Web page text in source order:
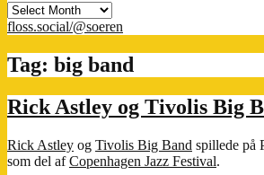
Archives
floss.social/@soeren
Tag: big band
Rick Astley og Tivolis Big
Rick Astley og Tivolis Big Band spillede på
som del afCopenhagen Jazz Festival.